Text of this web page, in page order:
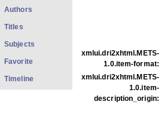
xmlui.dri2xhtml.METS-
1.0.item-format:
xmlui.dri2xhtml.METS-
1.0.item-
description_origin:
Authors
Titles
Subjects
Favorite
Timeline